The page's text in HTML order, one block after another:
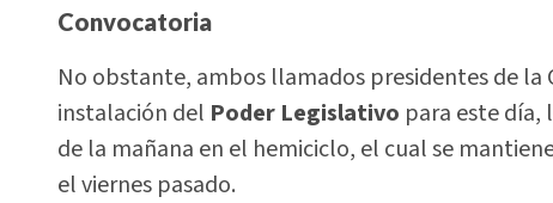
Convocatoria
No obstante, ambos llamados presidentes de la
instalación del Poder Legislativo para este día,
de la mañana en el hemiciclo, el cual se
el viernes pasado.